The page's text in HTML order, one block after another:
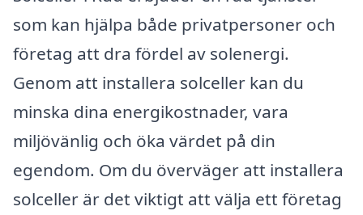
som kan hjälpa både privatpersoner och
företag att dra fördel av solenergi.
Genom att installera solceller kan du
minska dina energikostnader, vara
miljövänlig och öka värdet på din
egendom. Om du överväger att installera
solceller är det viktigt att välja ett företag